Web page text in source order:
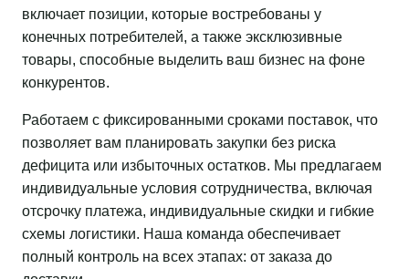
включает позиции, которые востребованы у
конечных потребителей, а также эксклюзивные
товары, способные выделить ваш бизнес на фоне
конкурентов.
Работаем с фиксированными сроками поставок, что
позволяет вам планировать закупки без риска
дефицита или избыточных остатков. Мы предлагаем
индивидуальные условия сотрудничества, включая
отсрочку платежа, индивидуальные скидки и гибкие
схемы логистики. Наша команда обеспечивает
полный контроль на всех этапах: от заказа до